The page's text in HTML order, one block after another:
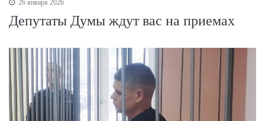
26 января 2026
Депутаты Думы ждут вас на приемах